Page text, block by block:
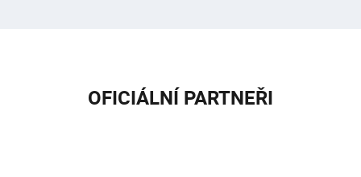
OFICIÁLNÍ PARTNEŘI